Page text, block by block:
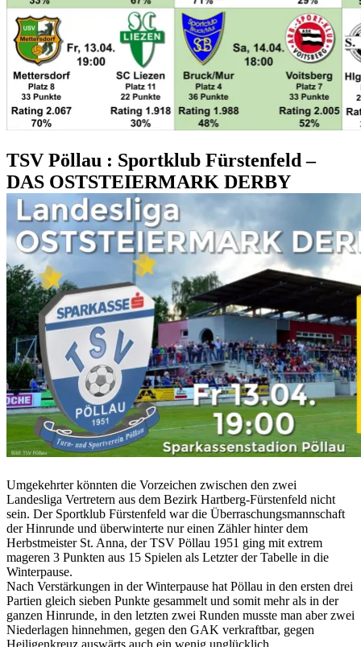
TSV Pöllau : Sportklub Fürstenfeld –
DAS OSTSTEIERMARK DERBY
Umgekehrter könnten die Vorzeichen zwischen den zwei
Landesliga Vertretern aus dem Bezirk Hartberg-Fürstenfeld nicht
sein. Der Sportklub Fürstenfeld war die Überraschungsmannschaft
der Hinrunde und überwinterte nur einen Zähler hinter dem
Herbstmeister St. Anna, der TSV Pöllau 1951 ging mit extrem
mageren 3 Punkten aus 15 Spielen als Letzter der Tabelle in die
Winterpause.
Nach Verstärkungen in der Winterpause hat Pöllau in den ersten drei
Partien gleich sieben Punkte gesammelt und somit mehr als in der
ganzen Hinrunde, in den letzten zwei Runden musste man aber zwei
Niederlagen hinnehmen, gegen den GAK verkraftbar, gegen